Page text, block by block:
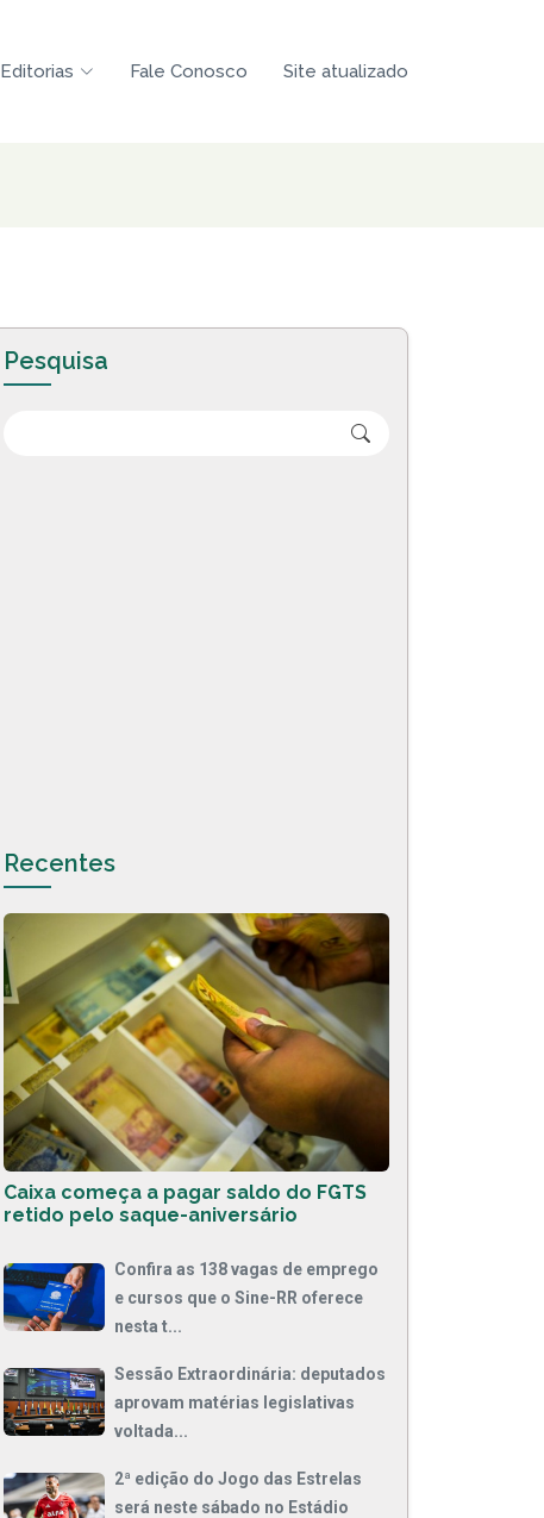
Editorias Fale Conosco Site atualizado
Pesquisa
Recentes
Caixa começa a pagar saldo do FGTS
retido pelo saque-aniversário
Confira as 138 vagas de emprego
e cursos que o Sine-RR oferece
nesta t...
Sessão Extraordinária: deputados
aprovam matérias legislativas
voltada...
2ª edição do Jogo das Estrelas
será neste sábado no Estádio